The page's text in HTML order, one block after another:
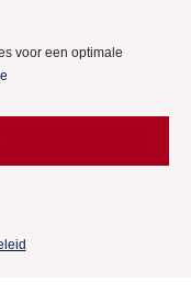
voor een optimale
de koi